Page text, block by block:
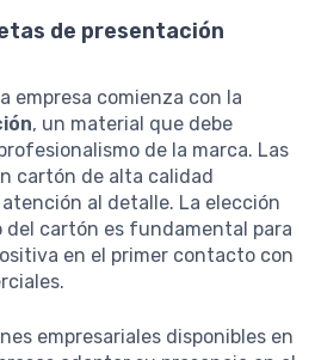
de presentación
empresa comienza con la
, un material que debe
de la marca. Las
cartón de alta calidad
al detalle. La elección
del cartón es fundamental para
en el primer contacto con
empresariales disponibles en